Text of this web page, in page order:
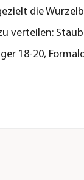
die
verteilen:
18-20,